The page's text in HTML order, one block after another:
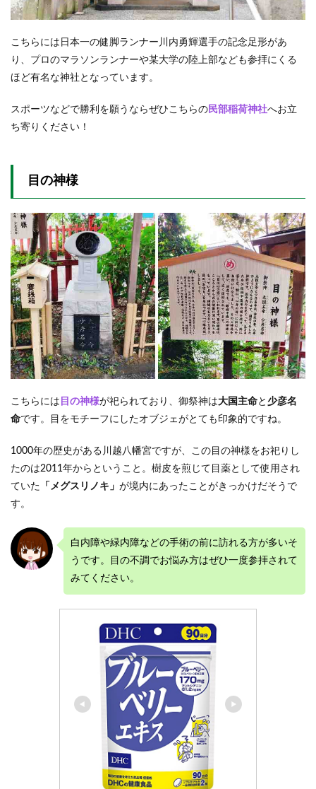
こちらには日本一の健脚ランナー川内勇輝選手の記念足形があ
り、プロのマラソンランナーや某大学の陸上部なども参拝にくる
ほど有名な神社となっています。
スポーツなどで勝利を願うならぜひこちらの民部稲荷神社へお立
ち寄りください！
目の神様
こちらには 目の神様が祀られており、御祭神は大国主命と 少彦名
命です。目をモチーフにしたオブジェがとても印象的ですね。
1000年の歴史がある川越八幡宮ですが、この目の神様をお祀りし
たのは2011年からということ。樹皮を煎じて目薬として使用され
ていた 「メグスリノキ」 が境内にあったことがきっかけだそうで
す。
白内障や緑内障などの手術の前に訪れる方が多いそ
うです。目の不調でお悩み方はぜひ一度参拝されて
みてください。